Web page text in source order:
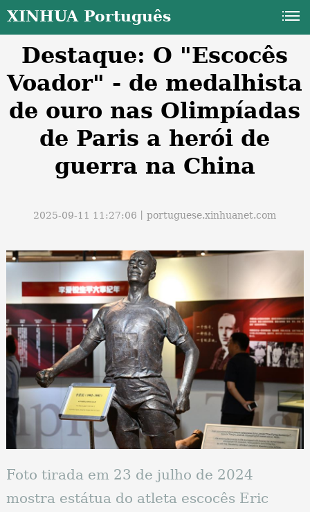
XINHUA Português
Destaque: O "Escocês
Voador" - de medalhista
de ouro nas Olimpíadas
de Paris a herói de
guerra na China
2025-09-11 11:27:06丨portuguese.xinhuanet.com
Foto tirada em 23 de julho de 2024
mostra estátua do atleta escocês Eric